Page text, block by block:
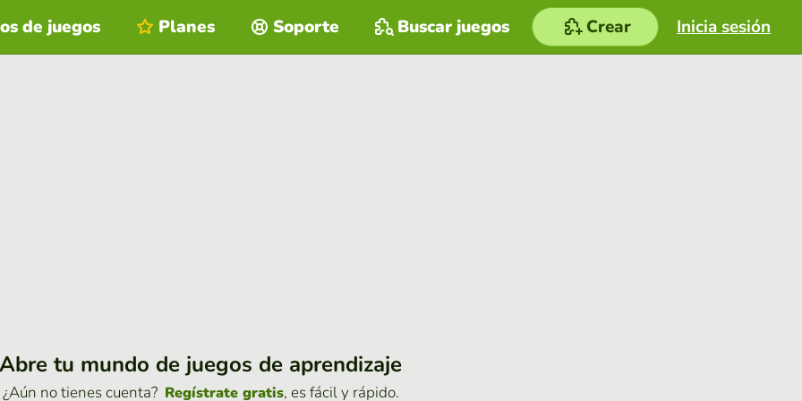
Inicia sesión
de juegos Planes Soporte Buscar juegos Crear
Abre tu mundo de juegos de aprendizaje
¿Aún no tienes cuenta? Regístrate gratis, es fácil y rápido.